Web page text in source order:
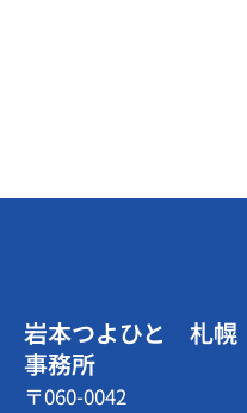
岩本つよひと 札幌
事務所
〒060-0042